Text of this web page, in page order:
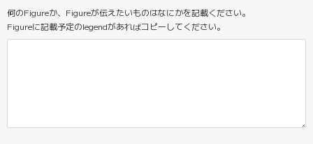
何のFigureか、Figureが伝えたいものはなにかを記載ください。
Figureに記載予定のlegendがあればコピーしてください。